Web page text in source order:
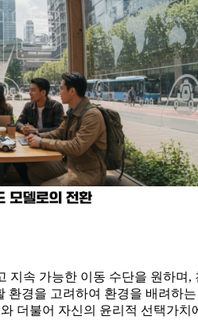
속 가능한 이동 수단을 원하며
경을 고려하여 환경을 배려하
더불어 자신의 윤리적 선택가치